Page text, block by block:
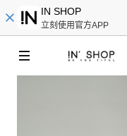
IN SHOP
立刻使用官方APP